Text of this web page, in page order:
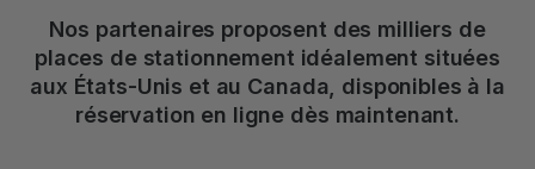
Nos partenaires proposent des milliers de
places de stationnement idéalement situées
aux États-Unis et au Canada, disponibles à la
réservation en ligne dès maintenant.